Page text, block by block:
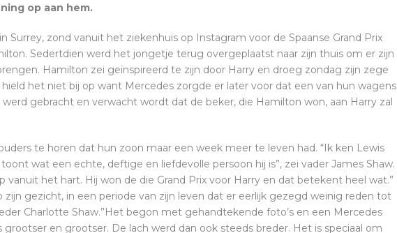
op aan hem.
Surrey, zond vanuit het ziekenhuis op Instagram voor de Spaanse Grand Prix
Sedertdien werd het jongetje terug overgeplaatst naar zijn thuis om er zijn
Hamilton zei geïnspireerd te zijn door Harry en droeg zondag zijn zege
hield het niet bij op want Mercedes zorgde er later voor dat een van hun wagens
werd gebracht en verwacht wordt dat de beker, die Hamilton won, aan Harry zal
te horen dat hun zoon maar een week meer te leven had. “Ik ken Lewis
wat een echte, deftige en liefdevolle persoon hij is”, zei vader James Shaw.
vanuit het hart. Hij won de die Grand Prix voor Harry en dat betekent heel wat.”
zijn gezicht, in een periode van zijn leven dat er eerlijk gezegd weinig reden tot
Charlotte Shaw.”Het begon met gehandtekende foto’s en een Mercedes
en grootser. De lach werd dan ook steeds breder. Het is speciaal om